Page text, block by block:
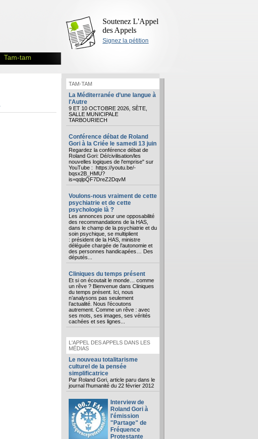
Tam-tam
Soutenez L'Appel
des Appels
Signez la pétition
TAM-TAM
La Méditerranée d’une langue à
l'Autre
9 ET 10 OCTOBRE 2026, SÈTE,
SALLE MUNICIPALE
TARBOURIECH
Conférence débat de Roland
Gori à la Criée le samedi 13 juin
Regardez la conférence débat de
Roland Gori: Dé/civilisation/les
nouvelles logiques de l'emprise" sur
YouTube : https://youtu.be/-
bqsx2B_HMU?
is=qqlpQF7DreZ2DqvM
Voulons-nous vraiment de cette
psychiatrie et de cette
psychologie là ?
Les annonces pour une opposabilité
des recommandations de la HAS,
dans le champ de la psychiatrie et du
soin psychique, se multiplient
: président de la HAS, ministre
déléguée chargée de l’autonomie et
des personnes handicapées… Des
députés...
Cliniques du temps présent
Et si on écoutait le monde… comme
un rêve ? Bienvenue dans Cliniques
du temps présent. Ici, nous
n’analysons pas seulement
l’actualité. Nous l’écoutons
autrement. Comme un rêve : avec
ses mots, ses images, ses vérités
cachées et ses lignes...
L'APPEL DES APPELS DANS LES
MÉDIAS
Le nouveau totalitarisme
culturel de la pensée
simplificatrice
Par Roland Gori, article paru dans le
journal l'humanité du 22 février 2012
Interview de
Roland Gori à
l'émission
"Partage" de
Fréquence
Protestante